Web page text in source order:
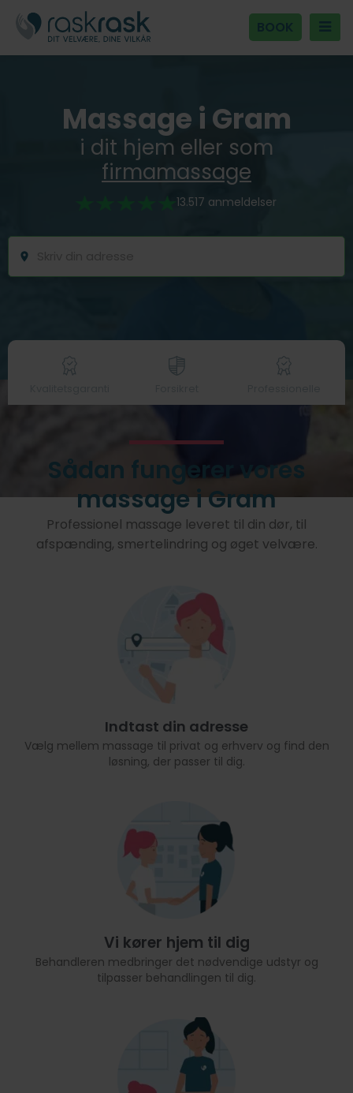
BOOK
Massage i Gram
i dit hjem eller som
firmamassage
13.517 anmeldelser
Sådan fungerer vores
massage i Gram
Professionel massage leveret til din dør, til
afspænding, smertelindring og øget velvære.
Indtast din adresse
Vælg mellem massage til privat og erhverv og find den
løsning, der passer til dig.
Vi kører hjem til dig
Behandleren medbringer det nødvendige udstyr og
tilpasser behandlingen til dig.